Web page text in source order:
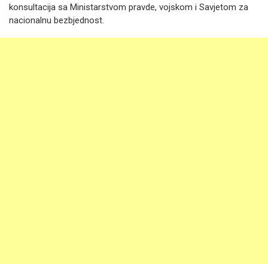
konsultacija sa Ministarstvom pravde, vojskom i Savjetom za
nacionalnu bezbjednost.